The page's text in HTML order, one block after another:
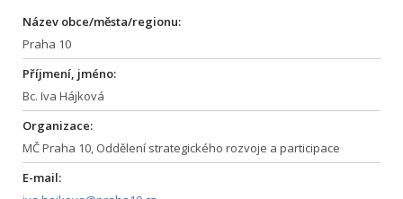
Název obce/města/regionu:
Praha 10
Příjmení, jméno:
Bc. Iva Hájková
Organizace:
MČ Praha 10, Oddělení strategického rozvoje a participace
E-mail: